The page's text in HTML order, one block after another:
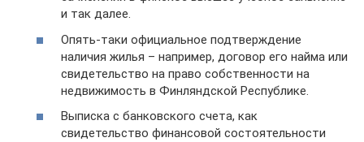
и так далее.
Опять-таки официальное подтверждение
наличия жилья – например, договор его найма или
свидетельство на право собственности на
недвижимость в Финляндской Республике.
Выписка с банковского счета, как
свидетельство финансовой состоятельности